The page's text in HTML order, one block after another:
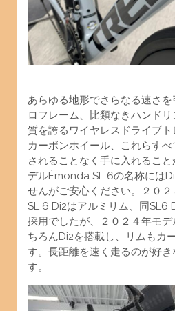
あらゆる地形でさらなる速さ
ロフレーム、比類なきハンド
質を誇るワイヤレスドライブ
カーボンホイール、これらす
されることなく手に入れること
デルÉmonda SL 6の名称には
せんがご安心ください。２０
SL 6 Di2はアルミリム、同SL6
採用でしたが、２０２４年モ
ちろんDi2を搭載し、リムもカ
す。長距離を速く走るのが好
す。